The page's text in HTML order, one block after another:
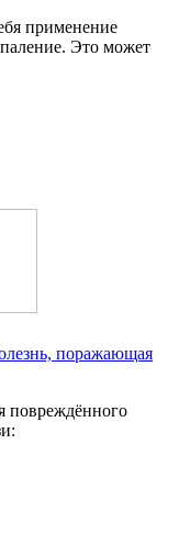
применение
Это может
поражающая
повреждённого